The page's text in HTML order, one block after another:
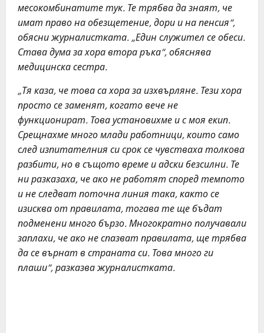
месокомбинатите тук. Те трябва да знаят, че
имат право на обезщетение, дори и на пенсия“,
обясни журналистката. „Един служител се обеси.
Става дума за хора втора ръка“, обяснява
медицинска сестра.
„Тя каза, че това са хора за изхвърляне. Тези хора
просто се заменят, когато вече не
функционират. Това установихме и с моя екип.
Срещнахме много млади работници, които само
след изпитателния си срок се чувстваха толкова
разбити, но в същото време и адски безсилни. Те
ни разказаха, че ако не работят според темпото
и не следват поточна линия така, както се
изисква от правилата, тогава те ще бъдат
подменени много бързо. Многократно получавали
заплахи, че ако не спазват правилата, ще трябва
да се върнат в страната си. Това много ги
плаши“, разказва журналистката.